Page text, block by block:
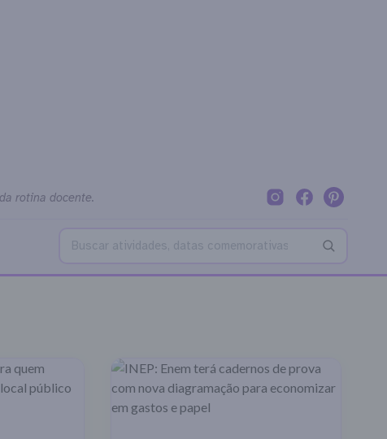
rotina docente.